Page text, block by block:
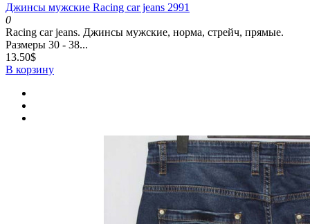
Джинсы мужские Racing car jeans 2991
0
Racing car jeans. Джинсы мужские, норма, стрейч, прямые.
Размеры 30 - 38...
13.50$
В корзину